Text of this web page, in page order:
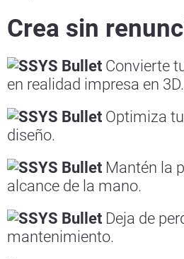
Crea sin
Convierte
en realidad impresa en 3D.
Optimiza
diseño.
Mantén la
alcance de la mano.
Deja de
mantenimiento.